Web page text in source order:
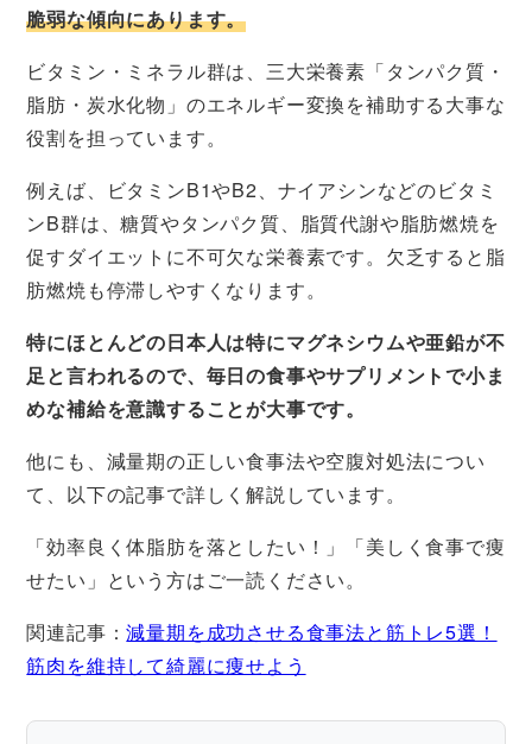
脆弱な傾向にあります。
ビタミン・ミネラル群は、三大栄養素「タンパク質・
脂肪・炭水化物」のエネルギー変換を補助する大事な
役割を担っています。
例えば、ビタミンB1やB2、ナイアシンなどのビタミ
ンB群は、糖質やタンパク質、脂質代謝や脂肪燃焼を
促すダイエットに不可欠な栄養素です。欠乏すると脂
肪燃焼も停滞しやすくなります。
特にほとんどの日本人は特にマグネシウムや亜鉛が不
足と言われるので、毎日の食事やサプリメントで小ま
めな補給を意識することが大事です。
他にも、減量期の正しい食事法や空腹対処法につい
て、以下の記事で詳しく解説しています。
「効率良く体脂肪を落としたい！」「美しく食事で痩
せたい」という方はご一読ください。
関連記事：減量期を成功させる食事法と筋トレ5選！
筋肉を維持して綺麗に痩せよう